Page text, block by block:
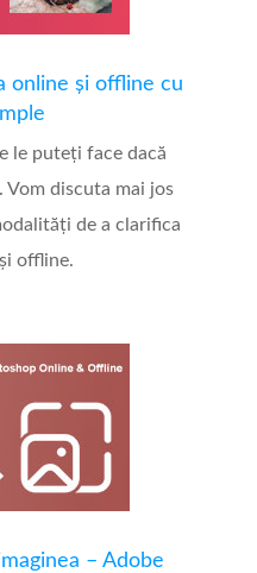
online și offline cu
le puteți face dacă
discuta mai jos
de a clarifica
offline.
– Adobe